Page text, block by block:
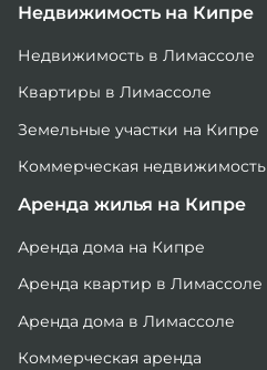
Недвижимость на Кипре
Недвижимость в Лимассоле
Квартиры в Лимассоле
Земельные участки на Кипре
Коммерческая недвижимость
Аренда жилья на Кипре
Аренда дома на Кипре
Аренда квартир в Лимассоле
Аренда дома в Лимассоле
Коммерческая аренда